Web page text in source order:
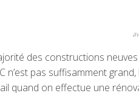
des constructions
n’est pas suffisamment grand,
quand on effectue une